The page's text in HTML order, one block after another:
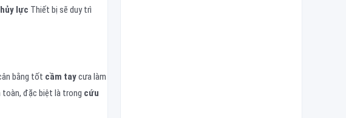
lực Thiết bị sẽ duy trì
bằng tốt cầm taycưa làm
toàn, đặc biệt là trong cứu